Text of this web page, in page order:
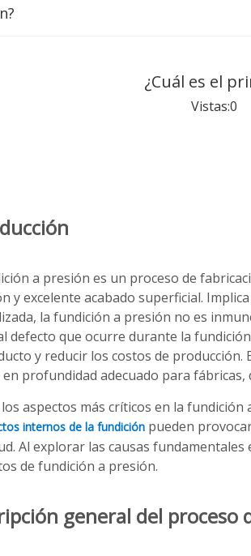
¿Cuál es el
Vistas:0
a presión es un proceso de
y excelente acabado superficial.
la fundición a presión no es
defecto que ocurre durante la
y reducir los costos de
en profundidad adecuado para
aspectos más críticos en la
internos de la fundición pueden
Al explorar las causas
de fundición a presión.
general del proceso